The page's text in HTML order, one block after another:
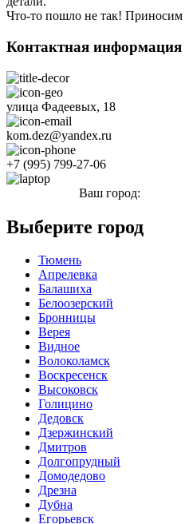
Что-то пошло не так! Приносим
Контактная информация
улица Фадеевых, 18
kom.dez@yandex.ru
+7 (995) 799-27-06
Ваш город:
Выберите город
Тюмень
Апрелевка
Балашиха
Белоозерский
Бронницы
Верея
Видное
Волоколамск
Воскресенск
Высоковск
Голицино
Дедовск
Дзержинский
Дмитров
Долгопрудный
Домодедово
Дрезна
Дубна
Егорьевск